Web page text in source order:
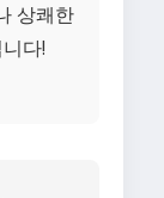
상쾌한
다!